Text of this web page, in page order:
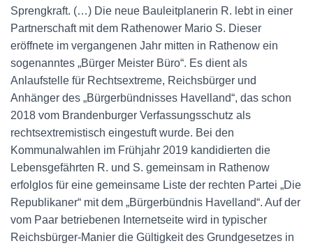
Sprengkraft. (…) Die neue Bauleitplanerin R. lebt in einer
Partnerschaft mit dem Rathenower Mario S. Dieser
eröffnete im vergangenen Jahr mitten in Rathenow ein
sogenanntes „Bürger Meister Büro“. Es dient als
Anlaufstelle für Rechtsextreme, Reichsbürger und
Anhänger des „Bürgerbündnisses Havelland“, das schon
2018 vom Brandenburger Verfassungsschutz als
rechtsextremistisch eingestuft wurde. Bei den
Kommunalwahlen im Frühjahr 2019 kandidierten die
Lebensgefährten R. und S. gemeinsam in Rathenow
erfolglos für eine gemeinsame Liste der rechten Partei „Die
Republikaner“ mit dem „Bürgerbündnis Havelland“. Auf der
vom Paar betriebenen Internetseite wird in typischer
Reichsbürger-Manier die Gültigkeit des Grundgesetzes in